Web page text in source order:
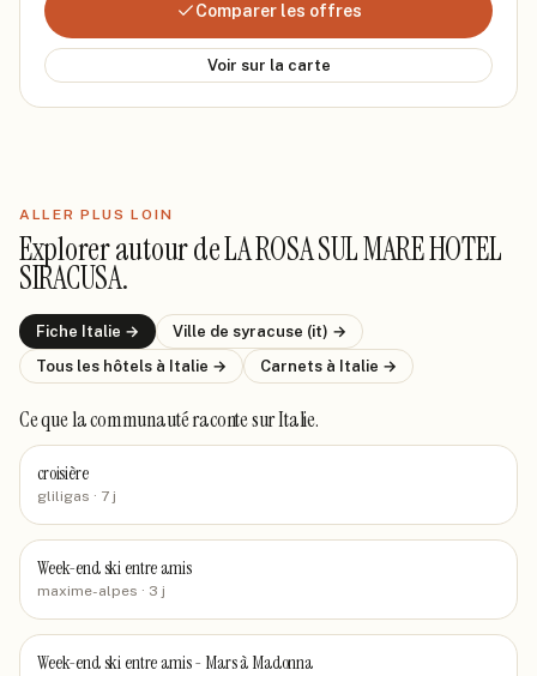
Comparer les offres
Voir sur la carte
ALLER PLUS LOIN
Explorer autour deLA ROSA SUL MARE HOTEL
SIRACUSA.
Fiche Italie → Ville de syracuse (it) →
Tous les hôtels à Italie → Carnets à Italie →
Ce que la communauté racontesur Italie.
croisière
gliligas · 7 j
Week-end ski entre amis
maxime-alpes · 3 j
Week-end ski entre amis - Mars à Madonna